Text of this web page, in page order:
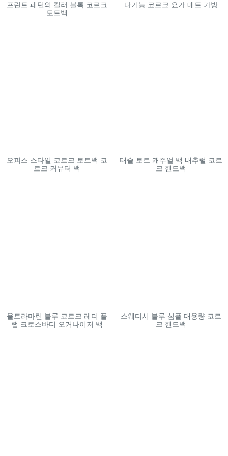
프린트 패턴의 컬러 블록 코르크
토트백
다기능 코르크 요가 매트 가방
오피스 스타일 코르크 토트백 코
르크 커뮤터 백
태슬 토트 캐주얼 백 내추럴 코르
크 핸드백
울트라마린 블루 코르크 레더 플
랩 크로스바디 오거나이저 백
스웨디시 블루 심플 대용량 코르
크 핸드백